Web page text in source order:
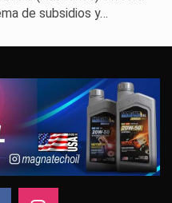
de subsidios y…